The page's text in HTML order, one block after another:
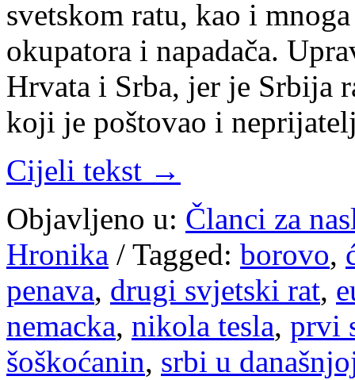
svetskom ratu, kao i
okupatora i napadača.
Hrvata i Srba, jer je Srbija
koji je poštovao i
Cijeli tekst →
Objavljeno u: Članci za
Hronika / Tagged: borovo,
penava, drugi svjetski rat,
nemacka, nikola tesla, prvi
šoškoćanin, srbi u